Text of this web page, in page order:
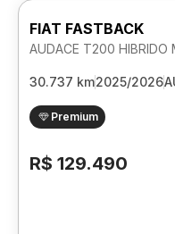
FIAT FASTBACK
AUDACE T200 HIBRIDO
30.737 km2025/2026
Premium
R$ 129.490